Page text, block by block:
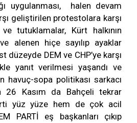
uygulanması, halen devam
geliştirilen protestolara karşı
tutuklamalar, Kürt halkının
alenen hiçe sayılıp ayaklar
düzeyde DEM ve CHP’ye karşı
yanıt verilmesi yaşandı ve
havuç-sopa politikası sarkacı
26 Kasım da Bahçeli tekrar
yüz yüze hem de çok acil
PARTİ eş başkanları çıkıp